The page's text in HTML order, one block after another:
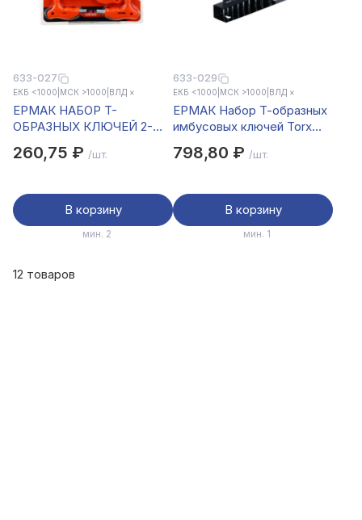
633-027
ЕКБ <1000 МСК >1000 ВЛД ×
ЕРМАК НАБОР Т-
ОБРАЗНЫХ КЛЮЧЕЙ 2-
260,75 ₽ /шт.
В корзину
мин. 2
633-029
ЕКБ <1000 МСК >1000 ВЛД ×
ЕРМАК Набор Т-образных
имбусовых ключей Torx
T30-T40-T45-T50
798,80 ₽ /шт.
В корзину
мин. 1
12 товаров